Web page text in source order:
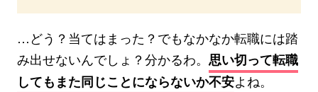
…どう？当てはまった？でもなかなか転職には踏
み出せないんでしょ？分かるわ。 思い切って転職
してもまた同じことにならないか不安よね。